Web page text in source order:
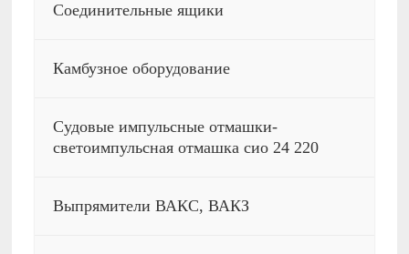
Соединительные ящики
Камбузное оборудование
Судовые импульсные отмашки-
светоимпульсная отмашка сио 24 220
Выпрямители ВАКС, ВАКЗ